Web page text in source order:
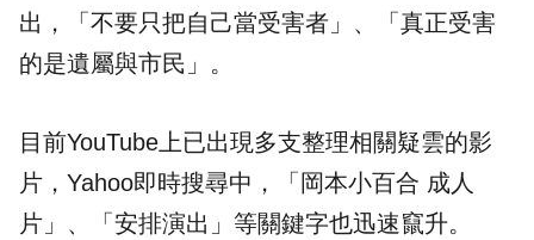
出，「不要只把自己當受害者」、「真正受害
的是遺屬與市民」。
目前YouTube上已出現多支整理相關疑雲的影
片，Yahoo即時搜尋中，「岡本小百合 成人
片」、「安排演出」等關鍵字也迅速竄升。